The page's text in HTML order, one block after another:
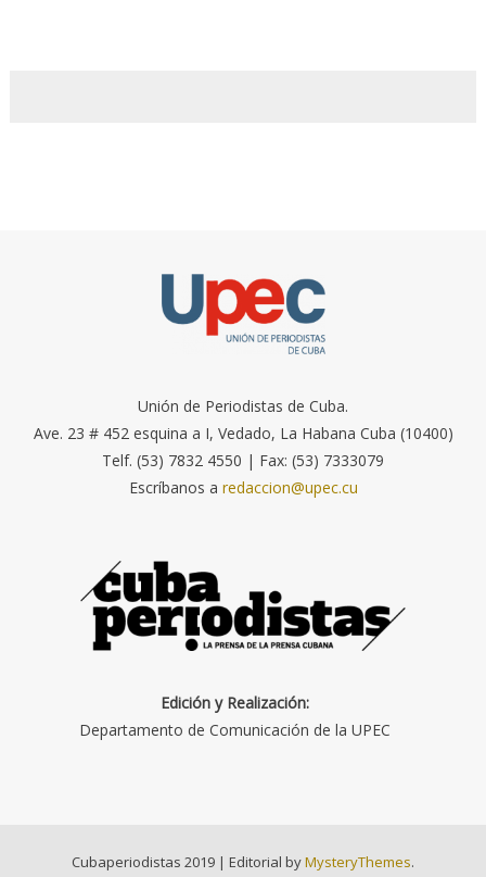
Unión de Periodistas de Cuba.
Ave. 23 # 452 esquina a I, Vedado, La Habana Cuba (10400)
Telf. (53) 7832 4550 | Fax: (53) 7333079
Escríbanos a redaccion@upec.cu
Edición y Realización:
Departamento de Comunicación de la UPEC
Cubaperiodistas 2019 | Editorial byMysteryThemes.